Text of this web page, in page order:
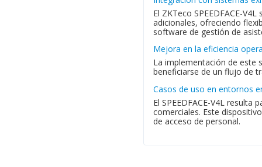
El ZKTeco SPEEDFACE-
adicionales, ofreciendo
software de gestión de
Mejora en la eficiencia
La implementación de este
beneficiarse de un flujo de
Casos de uso en entornos
El SPEEDFACE-V4L
comerciales. Este
de acceso de personal.